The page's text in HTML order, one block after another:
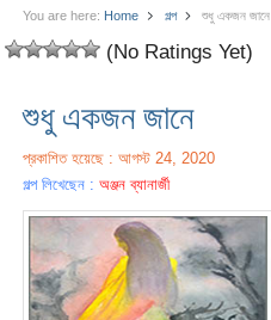
You are here: Home গল্প শুধু একজন জানে
(No Ratings Yet)
শুধু একজন জানে
প্রকাশিত হয়েছে : আগস্ট 24, 2020
গল্প লিখেছেন :অঞ্জন ব্যানার্জী